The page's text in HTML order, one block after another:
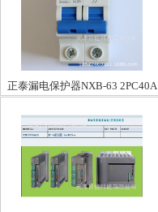
正泰漏电保护器NXB-63 2PC40A